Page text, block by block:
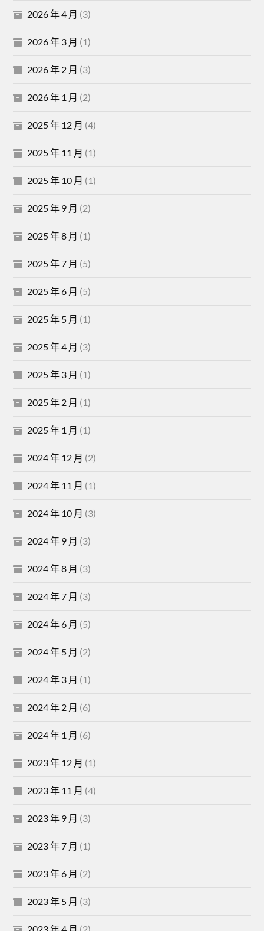
2026 年 4 月 (3)
2026 年 3 月 (1)
2026 年 2 月 (3)
2026 年 1 月 (2)
2025 年 12 月 (4)
2025 年 11 月 (1)
2025 年 10 月 (1)
2025 年 9 月 (2)
2025 年 8 月 (1)
2025 年 7 月 (5)
2025 年 6 月 (5)
2025 年 5 月 (1)
2025 年 4 月 (3)
2025 年 3 月 (1)
2025 年 2 月 (1)
2025 年 1 月 (1)
2024 年 12 月 (2)
2024 年 11 月 (1)
2024 年 10 月 (3)
2024 年 9 月 (3)
2024 年 8 月 (3)
2024 年 7 月 (3)
2024 年 6 月 (5)
2024 年 5 月 (2)
2024 年 3 月 (1)
2024 年 2 月 (6)
2024 年 1 月 (6)
2023 年 12 月 (1)
2023 年 11 月 (4)
2023 年 9 月 (3)
2023 年 7 月 (1)
2023 年 6 月 (2)
2023 年 5 月 (3)